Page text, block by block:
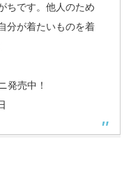
ちです。他人のため
分が着たいものを着
発売中！